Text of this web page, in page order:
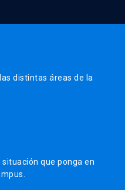
distintas áreas de la
que ponga en